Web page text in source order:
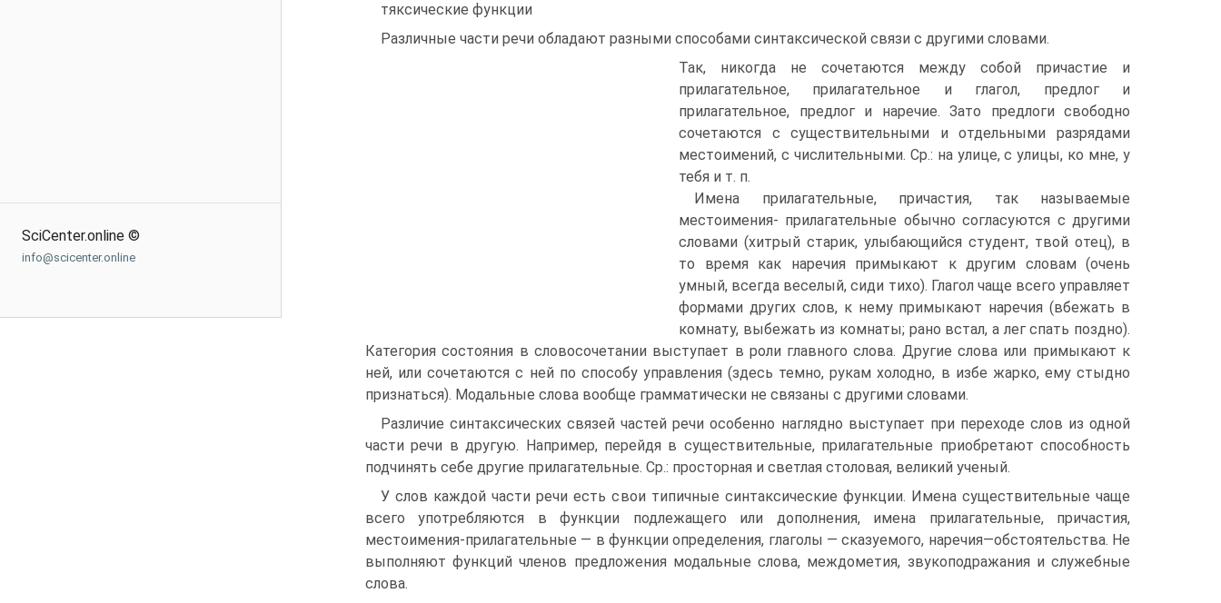
SciCenter.online ©
info@scicenter.online
тяксические функции
Различные части речи обладают разными способами синтаксической связи с другими словами.
Так, никогда не сочетаются между собой причастие и
прилагательное, прилагательное и глагол, предлог и
прилагательное, предлог и наречие. Зато предлоги свободно
сочетаются с существительными и отдельными разрядами
местоимений, с числительными. Ср.: на улице, с улицы, ко мне, у
тебя и т. п.
Имена прилагательные, причастия, так называемые
местоимения- прилагательные обычно согласуются с другими
словами (хитрый старик, улыбающийся студент, твой отец), в
то время как наречия примыкают к другим словам (очень
умный, всегда веселый, сиди тихо). Глагол чаще всего управляет
формами других слов, к нему примыкают наречия (вбежать в
комнату, выбежать из комнаты; рано встал, а лег спать поздно).
Категория состояния в словосочетании выступает в роли главного слова. Другие слова или примыкают к
ней, или сочетаются с ней по способу управления (здесь темно, рукам холодно, в избе жарко, ему стыдно
признаться). Модальные слова вообще грамматически не связаны с другими словами.
Различие синтаксических связей частей речи особенно наглядно выступает при переходе слов из одной
части речи в другую. Например, перейдя в существительные, прилагательные приобретают способность
подчинять себе другие прилагательные. Ср.: просторная и светлая столовая, великий ученый.
У слов каждой части речи есть свои типичные синтаксические функции. Имена существительные чаще
всего употребляются в функции подлежащего или дополнения, имена прилагательные, причастия,
местоимения-прилагательные — в функции определения, глаголы — сказуемого, наречия—обстоятельства. Не
выполняют функций членов предложения модальные слова, междометия, звукоподражания и служебные
слова.